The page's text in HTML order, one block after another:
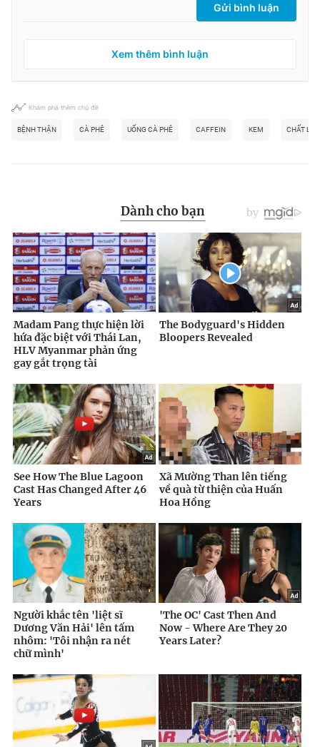
Gửi bình luận
Xem thêm bình luận
Khám phá thêm chủ đề
BỆNH THẬN CÀ PHÊ UỐNG CÀ PHÊ CAFFEIN KEM CHẤT